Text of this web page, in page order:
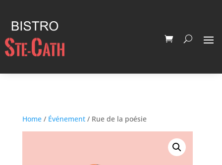
Home/ Événement/ Rue de la poésie